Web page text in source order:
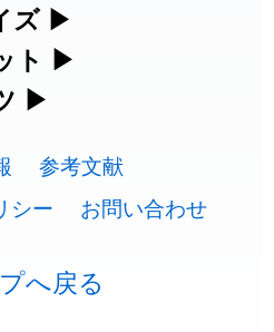
字入力
漢字一覧
字一覧
漢字一覧
・発音・類語辞典
ニングテスト
英単語の覚え方
語学習ツールです。
力 変換ツール
書き入力
訳ツール
ツ選手の名前の読み
認できます。
・名前一覧と発音
ズ ▶
字クイズなど、楽し
ゲームです。
ーム一覧
イズ（毎日更新）
穴埋めクイズ（毎日
ト ▶
、どのサイトからで
す。
ックマークレット
意味検索ブックマー
▶
ツールです。
イメージギャラリ
参考文献
シー
お問い合わせ
へ戻る